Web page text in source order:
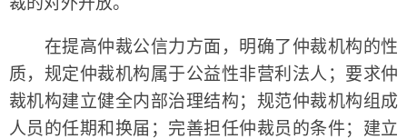
在提高仲裁公信力方面，明确了仲裁机构的性
质，规定仲裁机构属于公益性非营利法人；要求仲
裁机构建立健全内部治理结构；规范仲裁机构组成
人员的任期和换届；完善担任仲裁员的条件；建立